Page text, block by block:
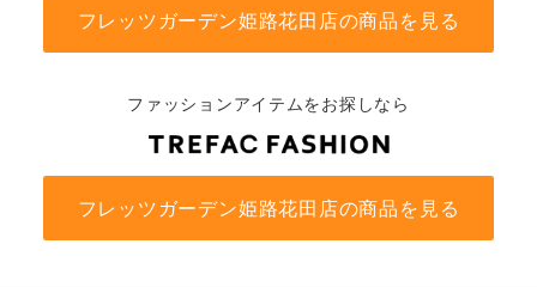
フレッツガーデン姫路花田店の商品を見る
ファッションアイテムをお探しなら
フレッツガーデン姫路花田店の商品を見る